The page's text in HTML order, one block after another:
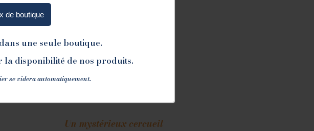
de boutique
une seule boutique.
disponibilité de nos produits.
se videra automatiquement.
Mama Chauve-souris
Un mystérieux cercueil